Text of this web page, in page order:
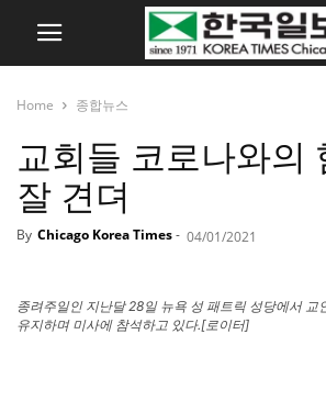
Home 종합뉴스
교회들 코로나와의
잘 견뎌
By Chicago Korea Times- 04/01/2021
종려주일인 지난달 28일 뉴욕 성 패트릭 성당에서 교
유지하며 미사에 참석하고 있다.[로이터]